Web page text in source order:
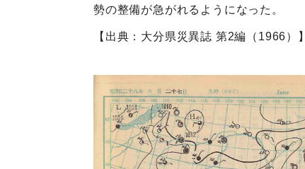
勢の整備が急がれるようになった。
【出典：大分県災異誌 第2編（1966）】